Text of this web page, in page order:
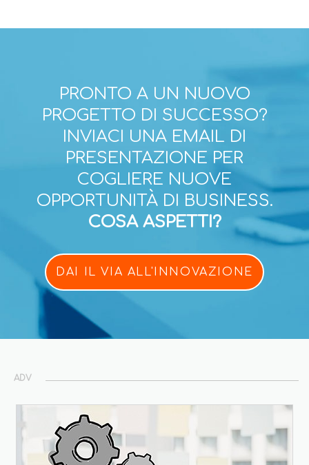
PRONTO A UN NUOVO
PROGETTO DI SUCCESSO?
INVIACI UNA EMAIL DI
PRESENTAZIONE PER
COGLIERE NUOVE
OPPORTUNITÀ DI BUSINESS.
COSA ASPETTI?
DAI IL VIA ALL'INNOVAZIONE
ADV